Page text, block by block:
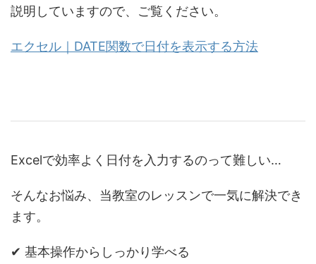
説明していますので、ご覧ください。
エクセル｜DATE関数で日付を表示する方法
Excelで効率よく日付を入力するのって難しい…
そんなお悩み、当教室のレッスンで一気に解決でき
ます。
✔ 基本操作からしっかり学べる